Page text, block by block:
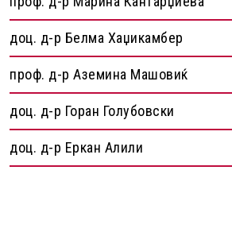
доц. д-р Белма Хаџикамбер
проф. д-р Аземина Машовиќ
доц. д-р Горан Голубовски
доц. д-р Еркан Алили